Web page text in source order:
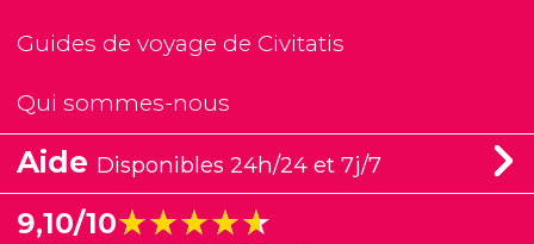
Guides de voyage de Civitatis
Qui sommes-nous
Aide Disponibles 24h/24 et 7j/7
9,10/10★★★★★
★★★★★